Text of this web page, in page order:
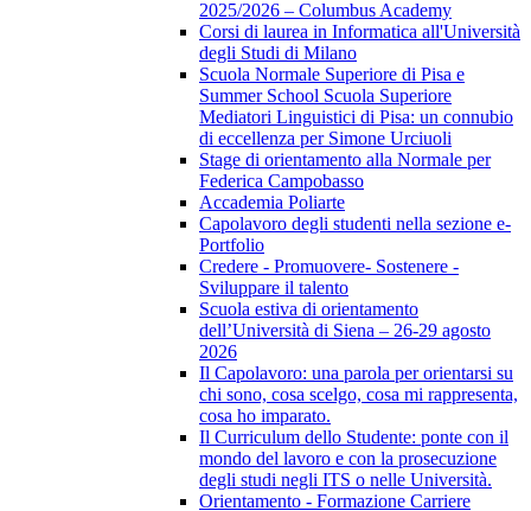
2025/2026 – Columbus Academy
Corsi di laurea in Informatica all'Università
degli Studi di Milano
Scuola Normale Superiore di Pisa e
Summer School Scuola Superiore
Mediatori Linguistici di Pisa: un connubio
di eccellenza per Simone Urciuoli
Stage di orientamento alla Normale per
Federica Campobasso
Accademia Poliarte
Capolavoro degli studenti nella sezione e-
Portfolio
Credere - Promuovere- Sostenere -
Sviluppare il talento
Scuola estiva di orientamento
dell’Università di Siena – 26-29 agosto
2026
Il Capolavoro: una parola per orientarsi su
chi sono, cosa scelgo, cosa mi rappresenta,
cosa ho imparato.
Il Curriculum dello Studente: ponte con il
mondo del lavoro e con la prosecuzione
degli studi negli ITS o nelle Università.
Orientamento - Formazione Carriere